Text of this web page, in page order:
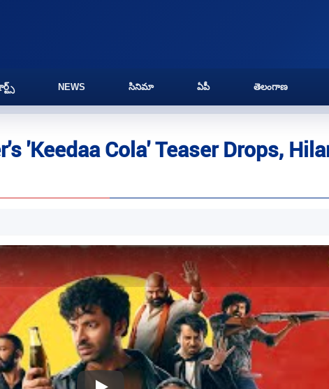
NEWS సినిమా ఏపీ తెలంగాణ
'Keedaa Cola' Teaser Drops,